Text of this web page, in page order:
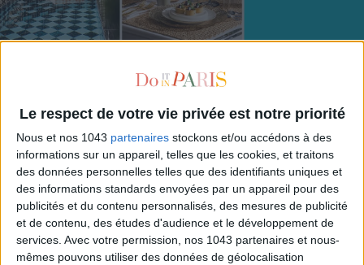
Le respect de votre vie privée est notre priorité
Nous et nos 1043 partenaires stockons et/ou accédons à des
informations sur un appareil, telles que les cookies, et traitons
des données personnelles telles que des identifiants uniques et
des informations standards envoyées par un appareil pour des
publicités et du contenu personnalisés, des mesures de publicité
et de contenu, des études d'audience et le développement de
services. Avec votre permission, nos 1043 partenaires et nous-
mêmes pouvons utiliser des données de géolocalisation
15 IDEAS FOR ENJOYING AUGUST IN PARIS